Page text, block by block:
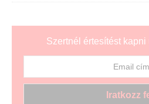
Szertnél értesítést